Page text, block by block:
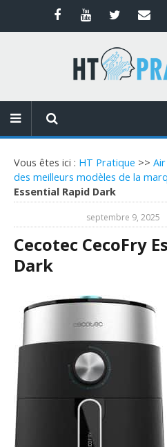
Vous êtes ici : HT Pratique >>
des meilleurs modèles de la
Essential Rapid Dark
septembre 9, 2025
Cecotec CecoFry
Dark